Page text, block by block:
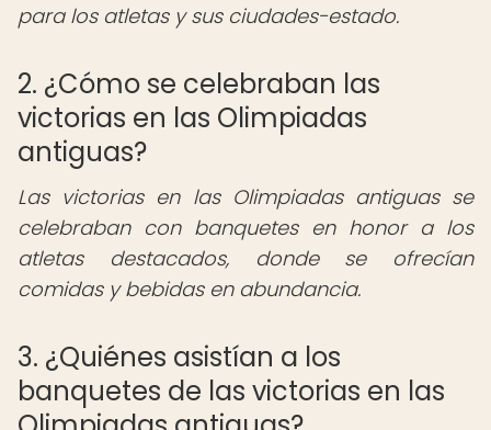
para los atletas y sus ciudades-estado.
2. ¿Cómo se celebraban las
victorias en las Olimpiadas
antiguas?
Las victorias en las Olimpiadas antiguas se
celebraban con banquetes en honor a los
atletas destacados, donde se ofrecían
comidas y bebidas en abundancia.
3. ¿Quiénes asistían a los
banquetes de las victorias en las